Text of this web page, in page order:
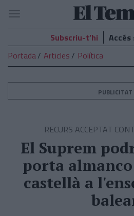
El
Temps
Navegació
Subscriu-t’hi
Portada
Articles Política
PUBLICITAT
RECURS ACCEPTAT
El Suprem
porta almanco
castellà a